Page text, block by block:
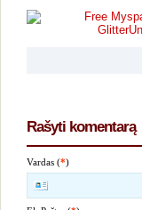
Rašyti komentarą
Vardas (*)